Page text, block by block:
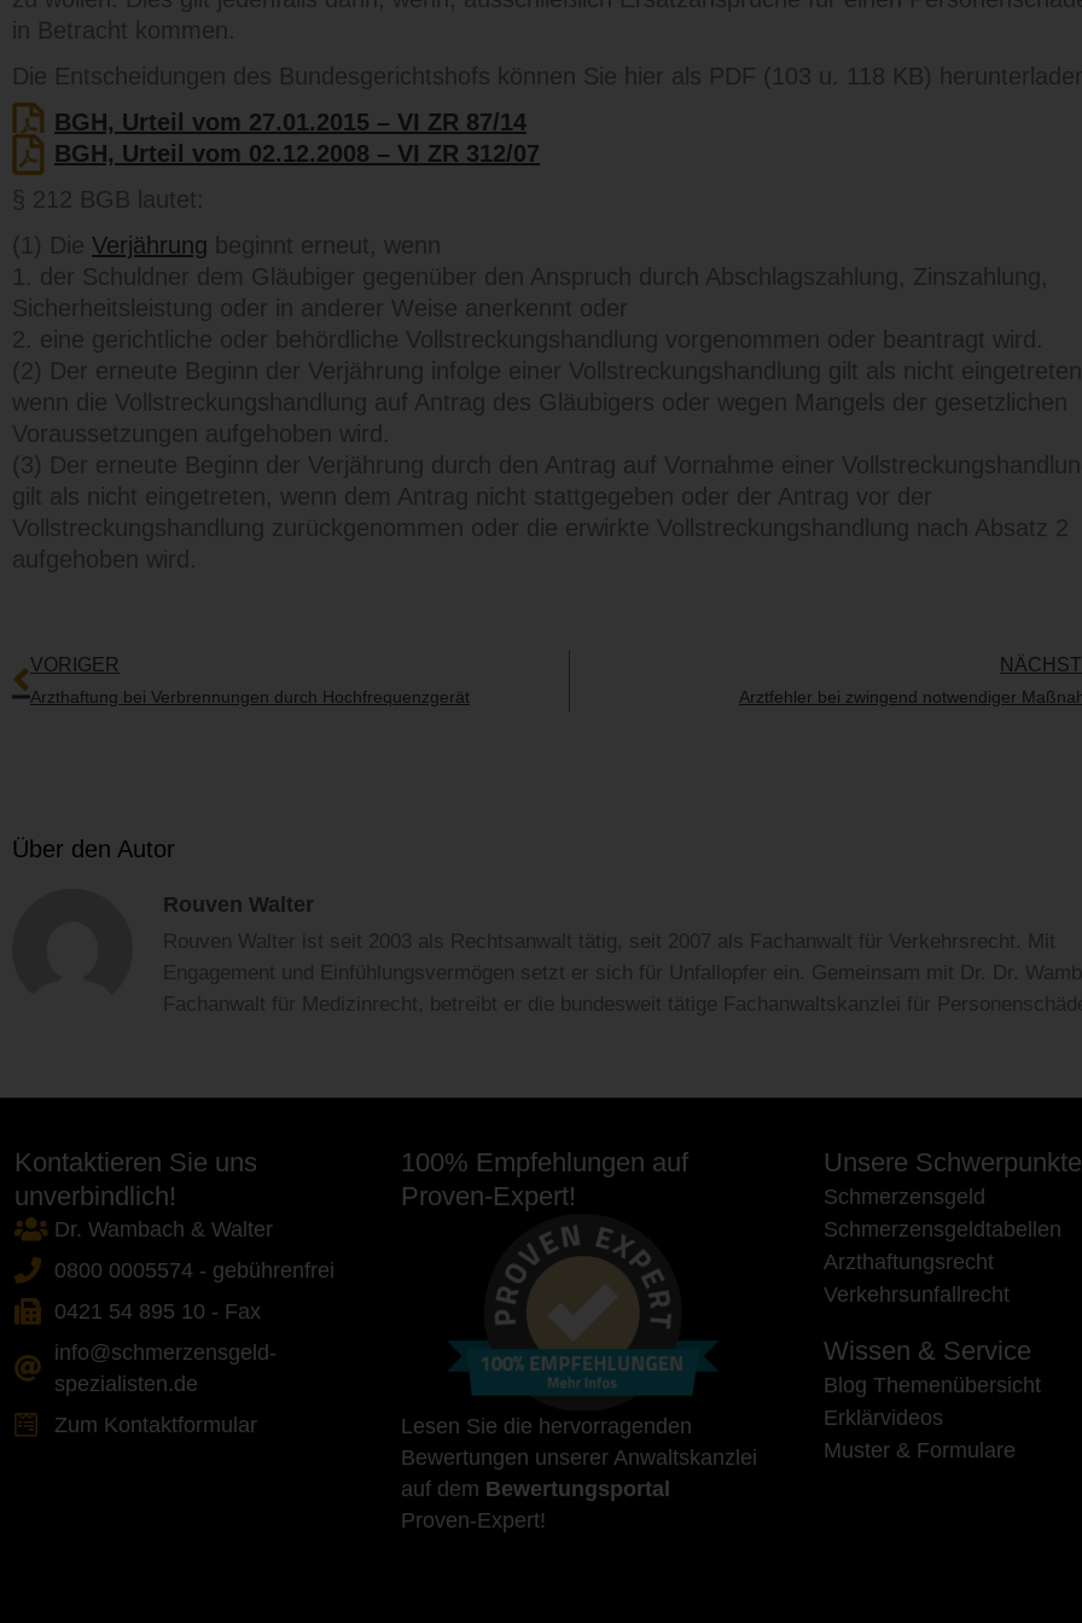
in Betracht kommen.
Die Entscheidungen des Bundesgerichtshofs können Sie hier als PDF (103 u. 118 KB)
BGH, Urteil vom 27.01.2015 – VI ZR 87/14
BGH, Urteil vom 02.12.2008 – VI ZR 312/07
§ 212 BGB lautet:
(1) Die Verjährung beginnt erneut, wenn
1. der Schuldner dem Gläubiger gegenüber den Anspruch durch Abschlagszahlung, Zinszahlung,
Sicherheitsleistung oder in anderer Weise anerkennt oder
2. eine gerichtliche oder behördliche Vollstreckungshandlung vorgenommen oder beantragt wird.
(2) Der erneute Beginn der Verjährung infolge einer Vollstreckungshandlung gilt als nicht
wenn die Vollstreckungshandlung auf Antrag des Gläubigers oder wegen Mangels der gesetzlichen
Voraussetzungen aufgehoben wird.
(3) Der erneute Beginn der Verjährung durch den Antrag auf Vornahme einer
gilt als nicht eingetreten, wenn dem Antrag nicht stattgegeben oder der Antrag vor der
Vollstreckungshandlung zurückgenommen oder die erwirkte Vollstreckungshandlung nach Absatz 2
aufgehoben wird.
VORIGER
Arzthaftung bei Verbrennungen durch Hochfrequenzgerät Arztfehler bei zwingend notwendiger
Über den Autor
Rouven Walter
Rouven Walter ist seit 2003 als Rechtsanwalt tätig, seit 2007 als Fachanwalt für Verkehrsrecht. Mit
Engagement und Einfühlungsvermögen setzt er sich für Unfallopfer ein. Gemeinsam mit Dr. Dr.
Fachanwalt für Medizinrecht, betreibt er die bundesweit tätige Fachanwaltskanzlei für
Kontaktieren Sie uns
unverbindlich!
Dr. Wambach & Walter
0800 0005574 - gebührenfrei
0421 54 895 10 - Fax
info@schmerzensgeld-
spezialisten.de
Zum Kontaktformular
100% Empfehlungen auf
Proven-Expert!
Lesen Sie die hervorragenden
Bewertungen unserer Anwaltskanzlei
auf dem Bewertungsportal
Proven-Expert!
Unsere Schwerpunkte
Schmerzensgeld
Schmerzensgeldtabellen
Arzthaftungsrecht
Verkehrsunfallrecht
Wissen & Service
Blog Themenübersicht
Erklärvideos
Muster & Formulare